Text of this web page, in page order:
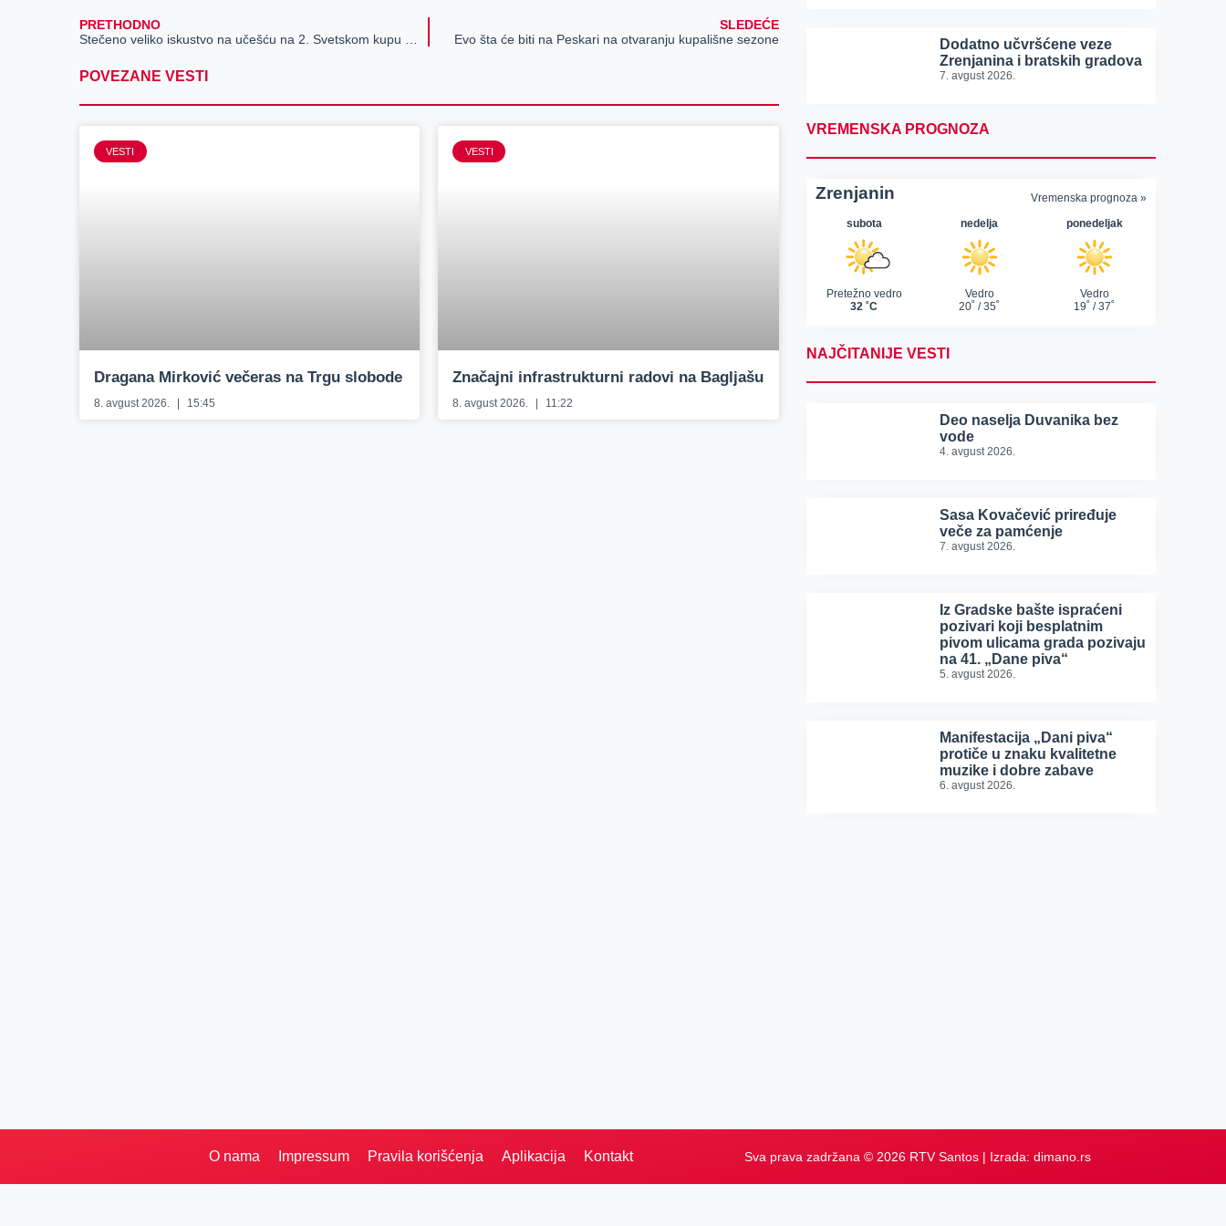
PRETHODNO
SLEDEĆE
Evo šta će biti na Peskari na otvaranju kupališne sezone
POVEZANE VESTI
VESTI
Dragana Mirković večeras na Trgu slobode
8. avgust 2026. 15:45
VESTI
Značajni infrastrukturni radovi na Bagljašu
8. avgust 2026. 11:22
Dodatno učvršćene veze
Zrenjanina i bratskih gradova
7. avgust 2026.
VREMENSKA PROGNOZA
NAJČITANIJE VESTI
Deo naselja Duvanika bez
vode
4. avgust 2026.
Sasa Kovačević priređuje
veče za pamćenje
7. avgust 2026.
Iz Gradske bašte ispraćeni
pozivari koji besplatnim
pivom ulicama grada pozivaju
na 41. „Dane piva“
5. avgust 2026.
Manifestacija „Dani piva“
protiče u znaku kvalitetne
muzike i dobre zabave
6. avgust 2026.
O nama Impressum Pravila korišćenja Aplikacija Kontakt Sva prava zadržana © 2026 RTV Santos | Izrada: dimano.rs